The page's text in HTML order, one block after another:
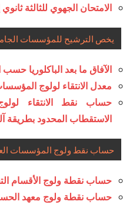
الامتحان الجهوي للثالثة
يخص الترشيح للمؤسسات الجامعية –
الآفاق ما بعد الباكلوريا
معدل الانتقاء لولوج
حساب نقط الانتقاء
الاستقطاب المحدود بطريقة
حساب نقط ولوج المؤسسات
حساب نقطة ولوج الأقسام
حساب نقطة ولوج معهد الحسن